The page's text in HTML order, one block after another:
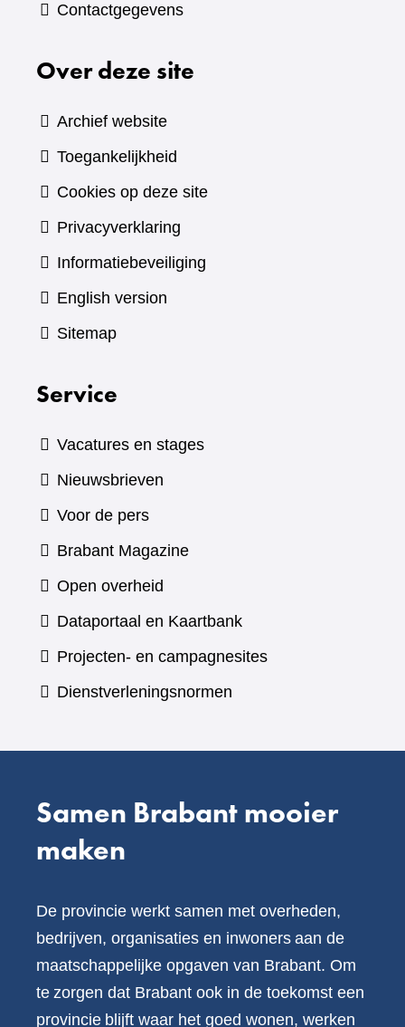
Contactgegevens
Over deze site
Archief website
Toegankelijkheid
Cookies op deze site
Privacyverklaring
Informatiebeveiliging
English version
Sitemap
Service
Vacatures en stages
Nieuwsbrieven
Voor de pers
Brabant Magazine(verwijst
andere
website)
Open overheid
Dataportaal en Kaartbank(verwijst
naar
Projecten- en campagnesites
Dienstverleningsnormen
Samen Brabant mooier
maken
De provincie werkt samen met overheden,
bedrijven, organisaties en inwoners aan de
maatschappelijke opgaven van Brabant. Om
te zorgen dat Brabant ook in de toekomst een
provincie blijft waar het goed wonen, werken